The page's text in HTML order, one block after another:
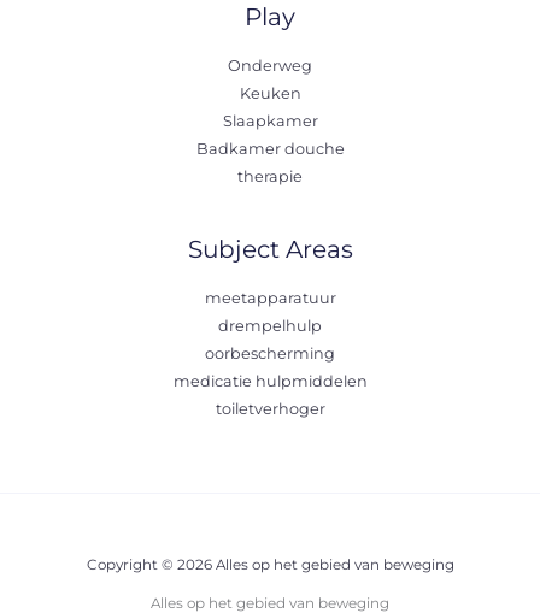
Play
Onderweg
Keuken
Slaapkamer
Badkamer douche
therapie
Subject Areas
meetapparatuur
drempelhulp
oorbescherming
medicatie hulpmiddelen
toiletverhoger
Copyright © 2026 Alles op het gebied van beweging
Alles op het gebied van beweging